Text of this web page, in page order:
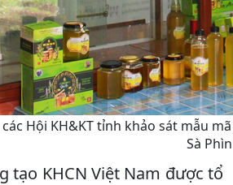
Hội KH&KT tỉnh khảo sát mẫu
Sà
tạo KHCN Việt Nam được tổ